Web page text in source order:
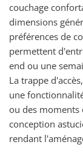
couchage
dimensions
préférences de
permettent
end ou une
La trappe
une
ou des moments
conception
rendant